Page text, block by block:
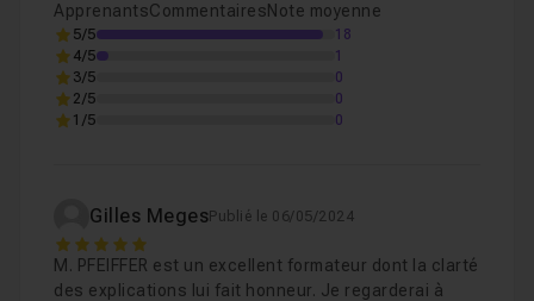
projet. Vous apprendrez à la comprendre.
Les fichiers sont inclus dans la formation
utilisée dans cette formation est
After Effects CS6
Leçon 7 07- Wiggle, Value et Index
09- La fonction Cosinus 11m57
ApprenantsCommentairesNote moyenne
5/5
18
4/5
1
3/5
0
2/5
0
1/5
0
Gilles MegesPublié le 06/05/2024
5
M. PFEIFFER est un excellent formateur dont la clarté
des explications lui fait honneur. Je regarderai à